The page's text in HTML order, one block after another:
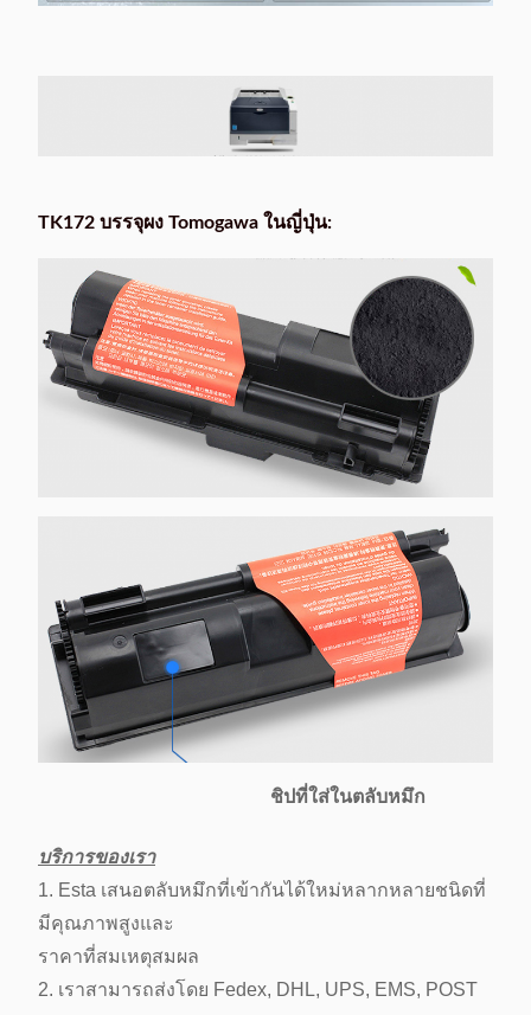
TK172 บรรจุผง Tomogawa ในญี่ปุ่น:
ชิปที่ใส่ในตลับหมึก
บริการของเรา
1. Esta เสนอตลับหมึกที่เข้ากันได้ใหม่หลากหลายชนิดที่
มีคุณภาพสูงและ
ราคาที่สมเหตุสมผล
2. เราสามารถส่งโดย Fedex, DHL, UPS, EMS, POST